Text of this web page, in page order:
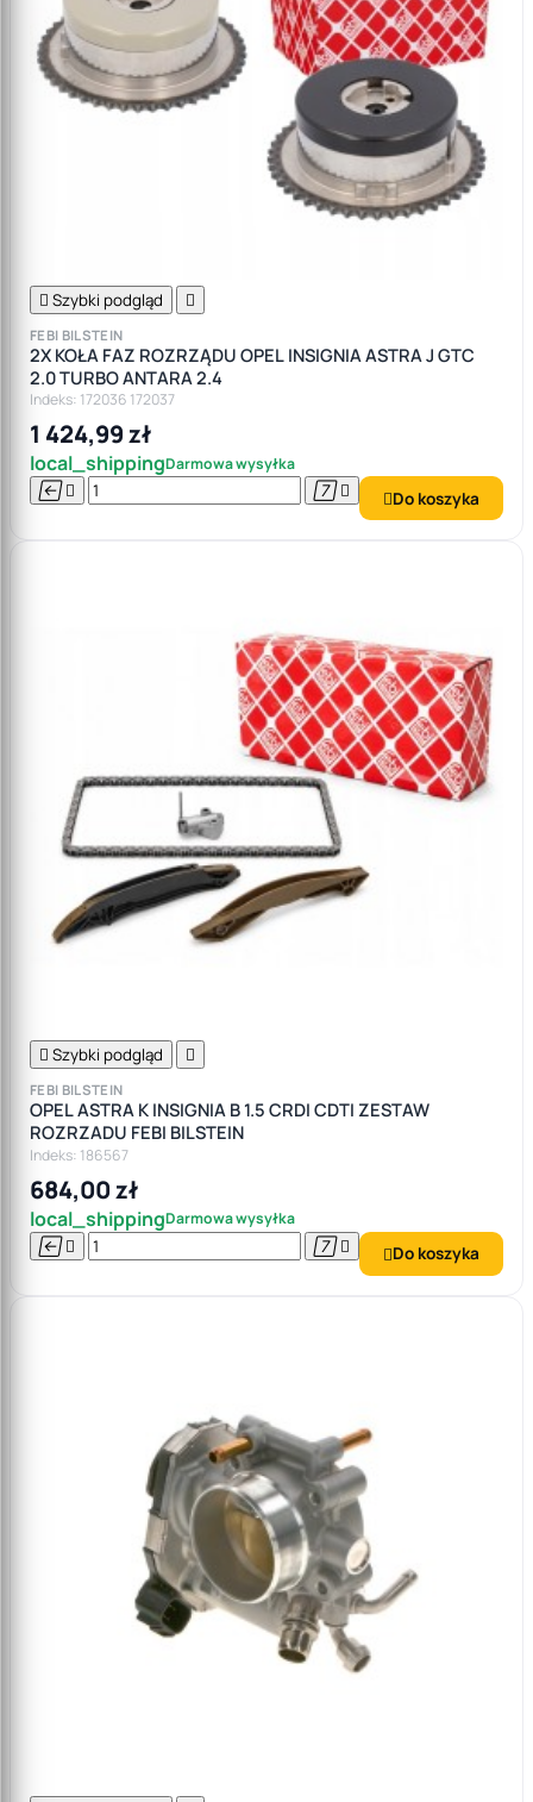
 Szybki podgląd 
FEBI BILSTEIN
2X KOŁA FAZ ROZRZĄDU OPEL INSIGNIA ASTRA J GTC
2.0 TURBO ANTARA 2.4
Indeks: 172036 172037
1 424,99 zł
local_shippingDarmowa wysyłka
    Do koszyka
 Szybki podgląd 
FEBI BILSTEIN
OPEL ASTRA K INSIGNIA B 1.5 CRDI CDTI ZESTAW
ROZRZADU FEBI BILSTEIN
Indeks: 186567
684,00 zł
local_shippingDarmowa wysyłka
    Do koszyka